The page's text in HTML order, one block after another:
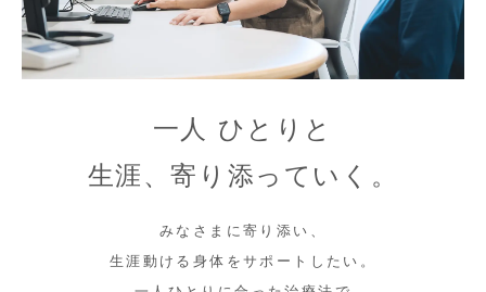
一人 ひとりと
生涯、寄り添っていく。
みなさまに寄り添い、
生涯動ける身体をサポートしたい。